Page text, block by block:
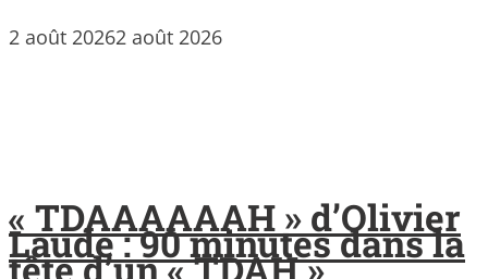
2 août 20262 août 2026
« TDAAAAAAH » d’Olivier
Laude : 90 minutes dans la
tête d’un « TDAH »